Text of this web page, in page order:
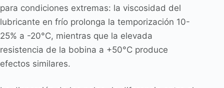
para condiciones extremas: la viscosidad del
lubricante en frío prolonga la temporización 10-
25% a -20°C, mientras que la elevada
resistencia de la bobina a +50°C produce
efectos similares.